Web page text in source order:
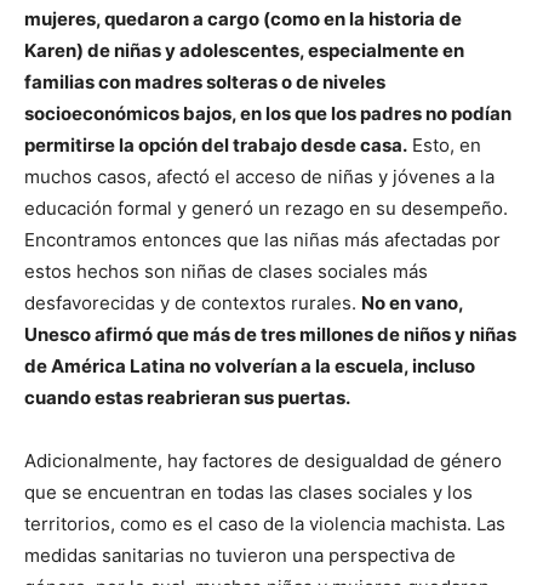
mujeres, quedaron a cargo (como en la historia de
Karen) de niñas y adolescentes, especialmente en
familias con madres solteras o de niveles
socioeconómicos bajos, en los que los padres no podían
permitirse la opción del trabajo desde casa. Esto, en
muchos casos, afectó el acceso de niñas y jóvenes a la
educación formal y generó un rezago en su desempeño.
Encontramos entonces que las niñas más afectadas por
estos hechos son niñas de clases sociales más
desfavorecidas y de contextos rurales. No en vano,
Unesco afirmó que más de tres millones de niños y niñas
de América Latina no volverían a la escuela, incluso
cuando estas reabrieran sus puertas.
Adicionalmente, hay factores de desigualdad de género
que se encuentran en todas las clases sociales y los
territorios, como es el caso de la violencia machista. Las
medidas sanitarias no tuvieron una perspectiva de